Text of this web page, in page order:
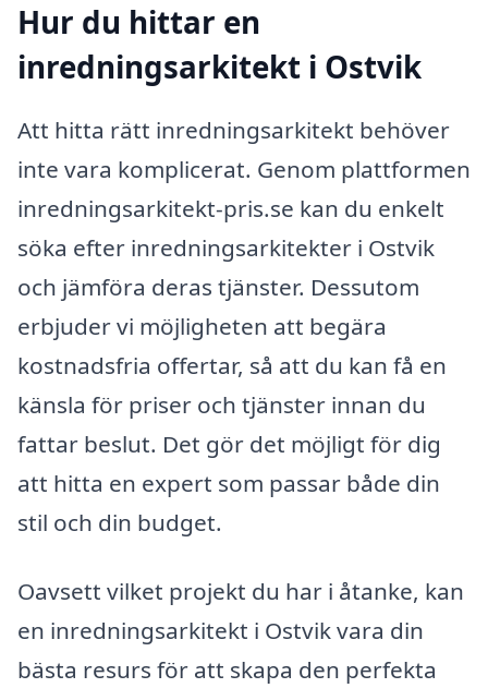
Hur du hittar en
inredningsarkitekt i Ostvik
Att hitta rätt inredningsarkitekt behöver
inte vara komplicerat. Genom plattformen
inredningsarkitekt-pris.se kan du enkelt
söka efter inredningsarkitekter i Ostvik
och jämföra deras tjänster. Dessutom
erbjuder vi möjligheten att begära
kostnadsfria offertar, så att du kan få en
känsla för priser och tjänster innan du
fattar beslut. Det gör det möjligt för dig
att hitta en expert som passar både din
stil och din budget.
Oavsett vilket projekt du har i åtanke, kan
en inredningsarkitekt i Ostvik vara din
bästa resurs för att skapa den perfekta